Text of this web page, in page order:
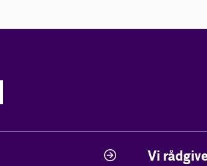
Vi